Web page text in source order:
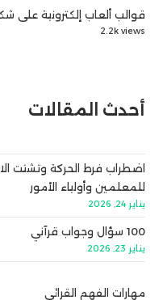
قوالب ألعاب إلكترونية على
2.2k views
أحدث المقالات
اضطراب فرط الحركة وتشتت
للمعلمين وأولياء الأمور
يناير 24, 2026
100 سؤال وجواب قرآني
يناير 23, 2026
مهارات الفهم القرائي